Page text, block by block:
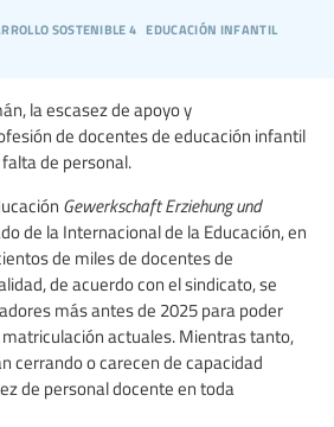
sostenible 4 educación infantil
la escasez de apoyo y
de docentes de educación infantil
de personal.
Gewerkschaft Erziehung und
de la Internacional de la Educación, en
de miles de docentes de
de acuerdo con el sindicato, se
más antes de 2025 para poder
actuales. Mientras tanto,
cerrando o carecen de capacidad
de personal docente en toda